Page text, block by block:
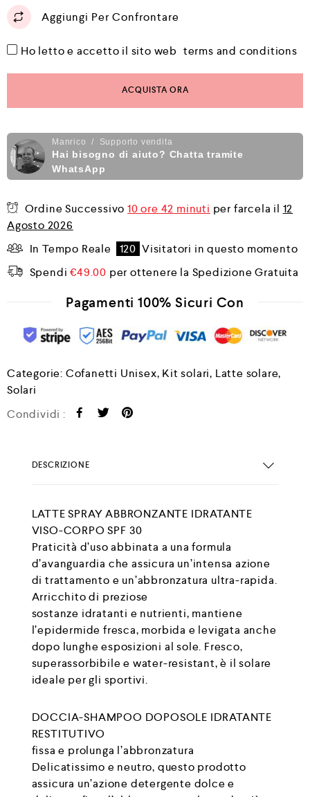
Aggiungi Per Confrontare
Ho letto e accetto il sito web terms and conditions
ACQUISTA ORA
Manrico / Supporto vendita
Hai bisogno di aiuto? Chatta tramite
WhatsApp
Ordine Successivo10 ore 42 minuti per farcela il 12
Agosto 2026
In Tempo Reale
120 Visitatori in questo momento
Spendi€49.00 per ottenere la Spedizione Gratuita
Pagamenti 100% Sicuri Con
Categorie: Cofanetti Unisex, Kit solari, Latte solare,
Solari
Condividi :
DESCRIZIONE
LATTE SPRAY ABBRONZANTE IDRATANTE
VISO-CORPO SPF 30
Praticità d’uso abbinata a una formula
d’avanguardia che assicura un’intensa azione
di trattamento e un’abbronzatura ultra-rapida.
Arricchito di preziose
sostanze idratanti e nutrienti, mantiene
l’epidermide fresca, morbida e levigata anche
dopo lunghe esposizioni al sole. Fresco,
superassorbibile e water-resistant, è il solare
ideale per gli sportivi.
DOCCIA-SHAMPOO DOPOSOLE IDRATANTE
RESTITUTIVO
fissa e prolunga l’abbronzatura
Delicatissimo e neutro, questo prodotto
assicura un’azione detergente dolce e